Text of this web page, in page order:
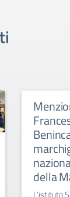
della
L’istituto